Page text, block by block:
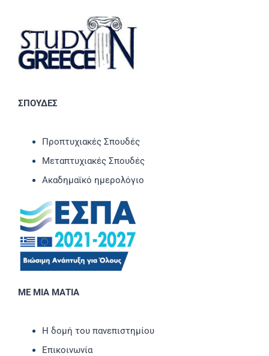
ΣΠΟΥΔΕΣ
Προπτυχιακές Σπουδές
Μεταπτυχιακές Σπουδές
Ακαδημαϊκό ημερολόγιο
ΜΕ ΜΙΑ ΜΑΤΙΑ
Η δομή του πανεπιστημίου
Επικοινωνία